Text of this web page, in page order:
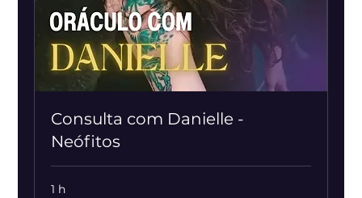
Consulta com Danielle -
Neófitos
1 h